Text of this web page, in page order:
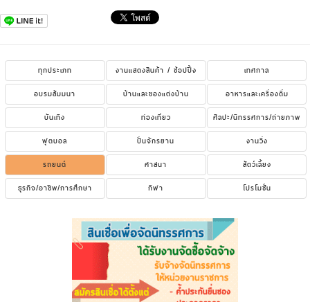
ทุกประเภท งานแสดงสินค้า / ช้อปปิ้ง
เทศกาล
อบรมสัมมนา
บ้านและของแต่งบ้าน
อาหารและเครื่องดื่ม
บันเทิง
ท่องเที่ยว
ศิลปะ/นิทรรศการ/ถ่ายภาพ
ฟุตบอล
ปั่นจักรยาน
งานวิ่ง
รถยนต์
ศาสนา
สัตว์เลี้ยง
ธุรกิจ/อาชีพ/การศึกษา
กีฬา โปรโมชั่น